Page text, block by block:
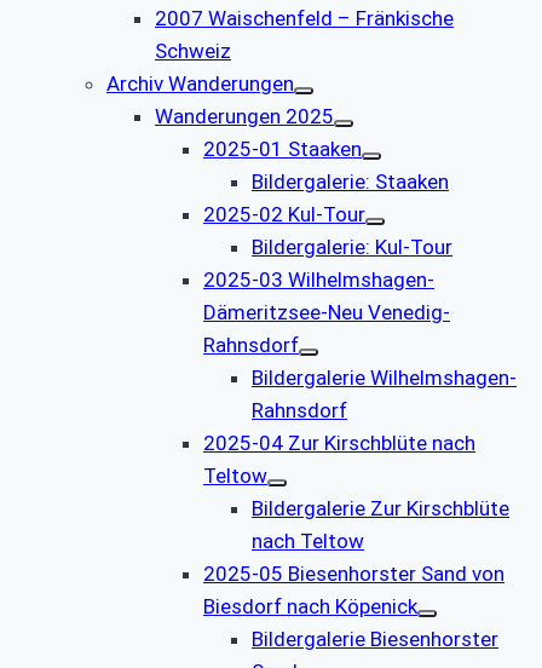
2007 Waischenfeld – Fränkische
Schweiz
Archiv Wanderungen
Wanderungen 2025
2025-01 Staaken
Bildergalerie: Staaken
2025-02 Kul-Tour
Bildergalerie: Kul-Tour
2025-03 Wilhelmshagen-
Dämeritzsee-Neu Venedig-
Rahnsdorf
Bildergalerie Wilhelmshagen-
Rahnsdorf
2025-04 Zur Kirschblüte nach
Teltow
Bildergalerie Zur Kirschblüte
nach Teltow
2025-05 Biesenhorster Sand von
Biesdorf nach Köpenick
Bildergalerie Biesenhorster